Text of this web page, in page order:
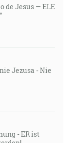
de Jesus — ELE
Jezusa - Nie
- ER ist